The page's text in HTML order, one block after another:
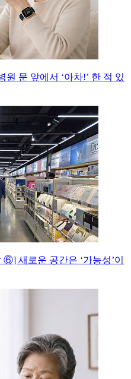
문 앞에서 ‘아차!’ 한 적 있
새로운 공간은 ‘가능성’이